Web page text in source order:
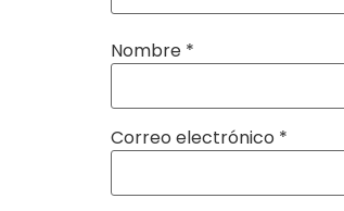
Nombre *
Correo electrónico *